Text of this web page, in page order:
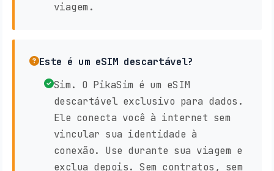
viagem.
Este é um eSIM descartável?
Sim. O PikaSim é um eSIM
descartável exclusivo para dados.
Ele conecta você à internet sem
vincular sua identidade à
conexão. Use durante sua viagem e
exclua depois. Sem contratos, sem